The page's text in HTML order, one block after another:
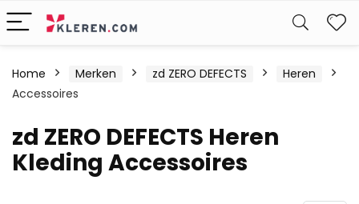
Home Merken zd ZERO DEFECTS
Heren
Accessoires
zd ZERO DEFECTS Heren
Kleding Accessoires